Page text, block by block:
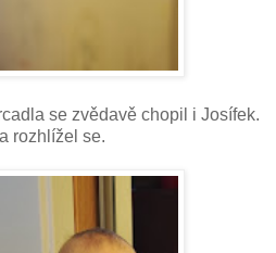
se zvědavě chopil i Josífek.
rozhlížel se.